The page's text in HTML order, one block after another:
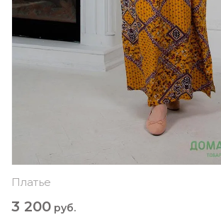
Платье
3 200 руб.